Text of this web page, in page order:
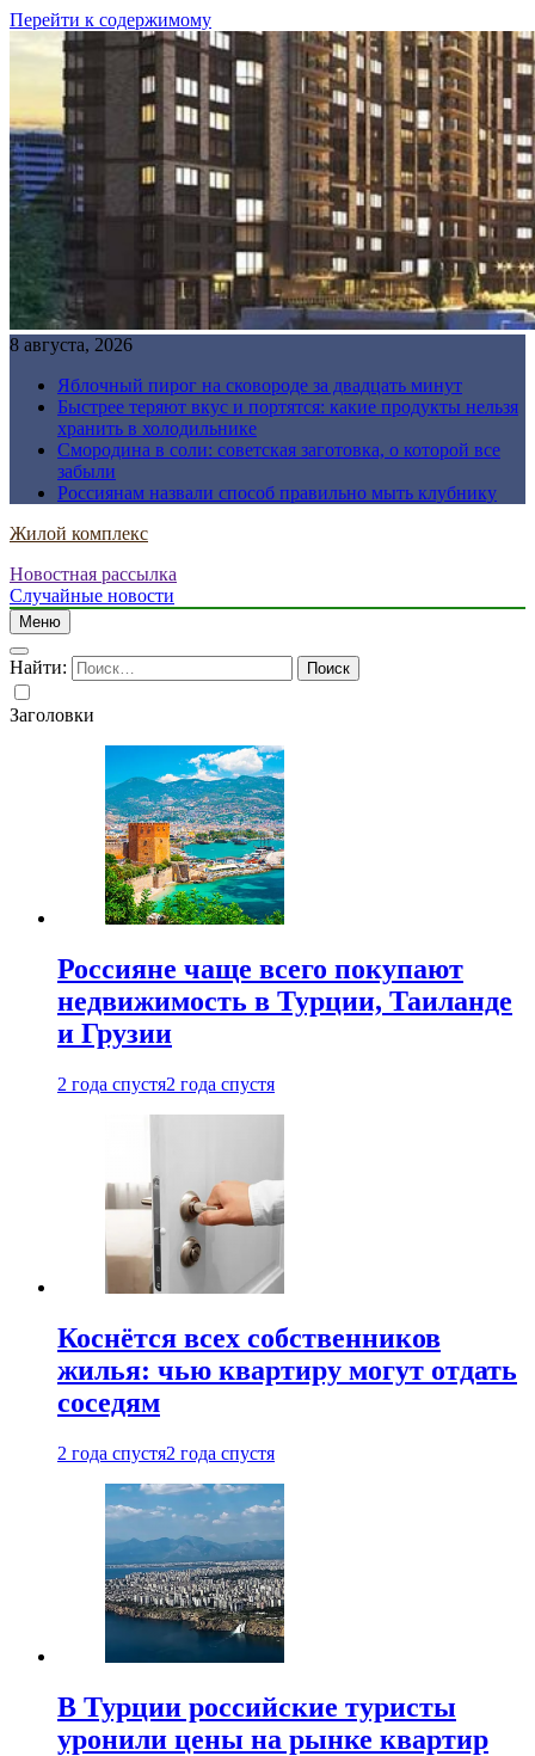
Перейти к содержимому
8 августа, 2026
Яблочный пирог на сковороде за двадцать минут
Быстрее теряют вкус и портятся: какие продукты нельзя
хранить в холодильнике
Смородина в соли: советская заготовка, о которой все
забыли
Россиянам назвали способ правильно мыть клубнику
Жилой комплекс
Новостная рассылка
Случайные новости
Меню
Найти:
Заголовки
Россияне чаще всего покупают
недвижимость в Турции, Таиланде
и Грузии
2 года спустя2 года спустя
Коснётся всех собственников
жилья: чью квартиру могут отдать
соседям
2 года спустя2 года спустя
В Турции российские туристы
уронили цены на рынке квартир